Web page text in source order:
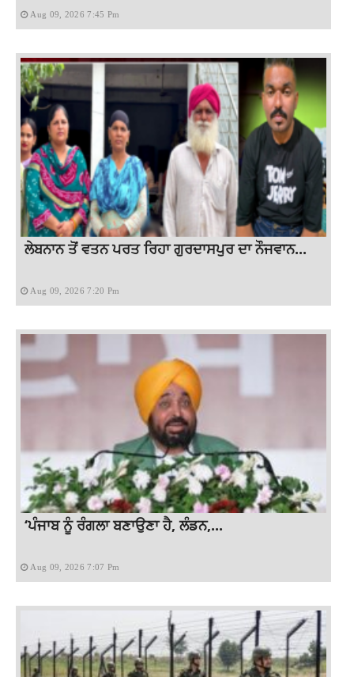
Aug 09, 2026 7:45 Pm
ਲੇਬਨਾਨ ਤੋਂ ਵਤਨ ਪਰਤ ਰਿਹਾ ਗੁਰਦਾਸਪੁਰ ਦਾ ਨੌਜਵਾਨ...
Aug 09, 2026 7:20 Pm
‘ਪੰਜਾਬ ਨੂੰ ਰੰਗਲਾ ਬਣਾਉਣਾ ਹੈ, ਲੰਡਨ,...
Aug 09, 2026 7:07 Pm